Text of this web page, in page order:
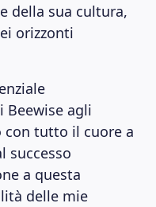
della sua cultura,
orizzonti
Beewise agli
tutto il cuore a
successo
a questa
delle mie